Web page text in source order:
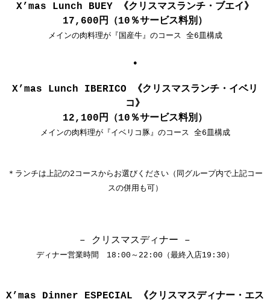
X’mas Lunch BUEY 《クリスマスランチ・ブエイ》
17,600円（10％サービス料別）
メインの肉料理が『国産牛』のコース 全6皿構成
●
X’mas Lunch IBERICO 《クリスマスランチ・イベリ
コ》
12,100円（10％サービス料別）
メインの肉料理が『イベリコ豚』のコース 全6皿構成
＊ランチは上記の2コースからお選びください（同グループ内で上記コー
スの併用も可）
– クリスマスディナー –
ディナー営業時間 18:00～22 :00（最終入店19:30）
X’mas Dinner ESPECIAL 《クリスマスディナー・エス